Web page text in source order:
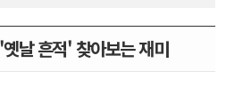
날 흔적' 찾아보는 재미